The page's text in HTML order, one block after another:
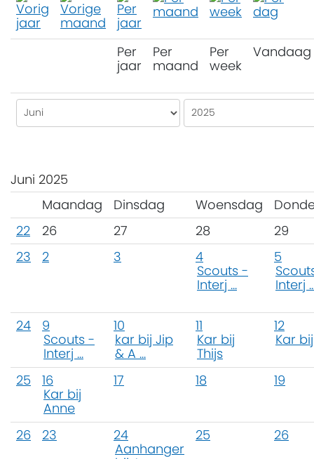
Per
jaar
Per
maand
Per
week
Vandaag
Juni 2025
Maandag
Dinsdag Woensdag
22
26 27 28
29
23
2 3
4
Scouts -
Interj ...
5
Interj
24
9
Scouts -
Interj ...
10
kar bij Jip
& A ...
11
Kar bij
Thijs
12
Kar
25
16
Kar bij
Anne
17 18 19
26 23
24
Aanhanger
25 26